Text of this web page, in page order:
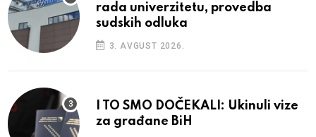
rada univerzitetu, provedba
sudskih odluka
3. AVGUST 2026.
I TO SMO DOČEKALI: Ukinuli vize
za građane BiH